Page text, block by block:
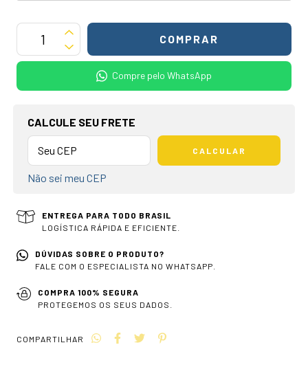
Compre pelo WhatsApp
OPÇÕES DE FRETE
CALCULE SEU FRETE
CALCULAR
Não sei meu CEP
ENTREGA PARA TODO BRASIL
LOGÍSTICA RÁPIDA E EFICIENTE.
DÚVIDAS SOBRE O PRODUTO?
FALE COM O ESPECIALISTA NO WHATSAPP.
COMPRA 100% SEGURA
PROTEGEMOS OS SEUS DADOS.
COMPARTILHAR